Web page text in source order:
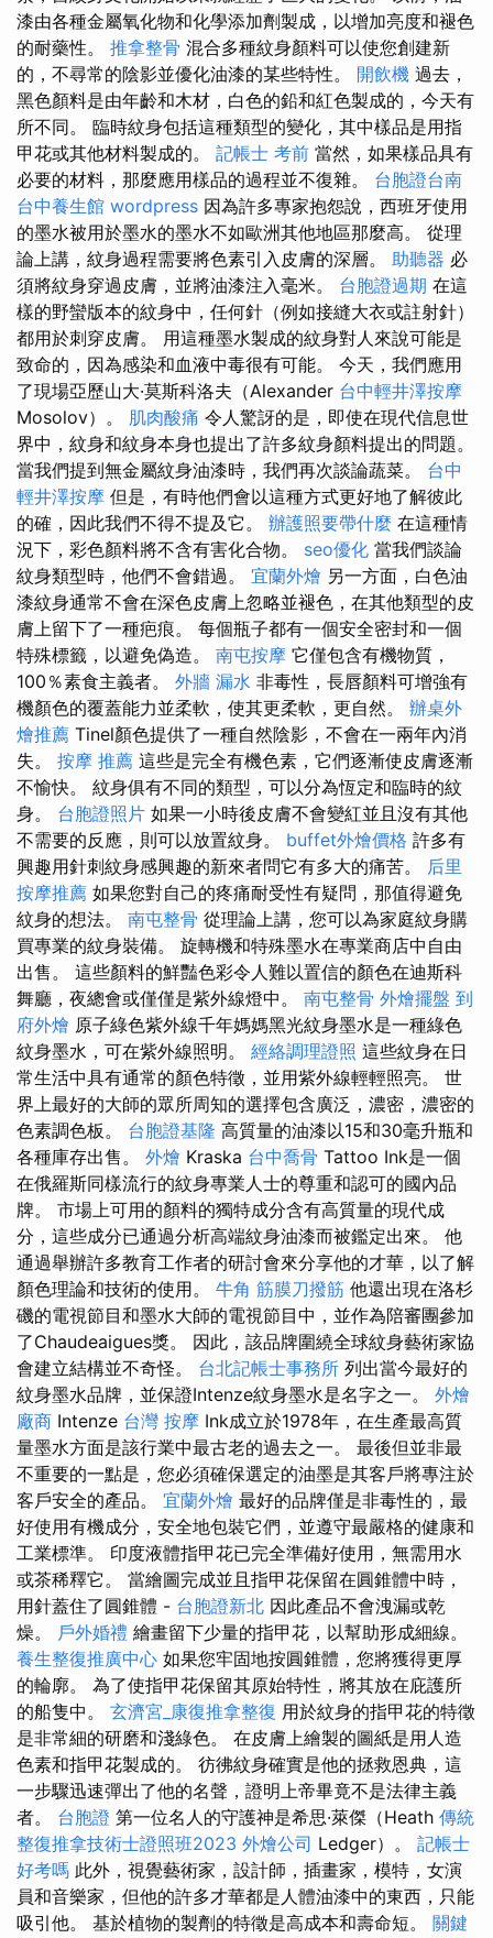
漆由各種金屬氧化物和化學添加劑製成，以增加亮度和褪色
的耐藥性。 推拿整骨 混合多種紋身顏料可以使您創建新
的，不尋常的陰影並優化油漆的某些特性。 開飲機 過去，
黑色顏料是由年齡和木材，白色的鉛和紅色製成的，今天有
所不同。 臨時紋身包括這種類型的變化，其中樣品是用指
甲花或其他材料製成的。 記帳士 考前 當然，如果樣品具有
必要的材料，那麼應用樣品的過程並不復雜。 台胞證台南
台中養生館 wordpress 因為許多專家抱怨說，西班牙使用
的墨水被用於墨水的墨水不如歐洲其他地區那麼高。 從理
論上講，紋身過程需要將色素引入皮膚的深層。 助聽器 必
須將紋身穿過皮膚，並將油漆注入毫米。 台胞證過期 在這
樣的野蠻版本的紋身中，任何針（例如接縫大衣或註射針）
都用於刺穿皮膚。 用這種墨水製成的紋身對人來說可能是
致命的，因為感染和血液中毒很有可能。 今天，我們應用
了現場亞歷山大·莫斯科洛夫（Alexander 台中輕井澤按摩
Mosolov）。 肌肉酸痛 令人驚訝的是，即使在現代信息世
界中，紋身和紋身本身也提出了許多紋身顏料提出的問題。
當我們提到無金屬紋身油漆時，我們再次談論蔬菜。 台中
輕井澤按摩 但是，有時他們會以這種方式更好地了解彼此
的確，因此我們不得不提及它。 辦護照要帶什麼 在這種情
況下，彩色顏料將不含有害化合物。 seo優化 當我們談論
紋身類型時，他們不會錯過。 宜蘭外燴 另一方面，白色油
漆紋身通常不會在深色皮膚上忽略並褪色，在其他類型的皮
膚上留下了一種疤痕。 每個瓶子都有一個安全密封和一個
特殊標籤，以避免偽造。 南屯按摩 它僅包含有機物質，
100％素食主義者。 外牆 漏水 非毒性，長唇顏料可增強有
機顏色的覆蓋能力並柔軟，使其更柔軟，更自然。 辦桌外
燴推薦 Tinel顏色提供了一種自然陰影，不會在一兩年內消
失。 按摩 推薦 這些是完全有機色素，它們逐漸使皮膚逐漸
不愉快。 紋身俱有不同的類型，可以分為恆定和臨時的紋
身。 台胞證照片 如果一小時後皮膚不會變紅並且沒有其他
不需要的反應，則可以放置紋身。 buffet外燴價格 許多有
興趣用針刺紋身感興趣的新來者問它有多大的痛苦。 后里
按摩推薦 如果您對自己的疼痛耐受性有疑問，那值得避免
紋身的想法。 南屯整骨 從理論上講，您可以為家庭紋身購
買專業的紋身裝備。 旋轉機和特殊墨水在專業商店中自由
出售。 這些顏料的鮮豔色彩令人難以置信的顏色在迪斯科
舞廳，夜總會或僅僅是紫外線燈中。 南屯整骨 外燴擺盤 到
府外燴 原子綠色紫外線千年媽媽黑光紋身墨水是一種綠色
紋身墨水，可在紫外線照明。 經絡調理證照 這些紋身在日
常生活中具有通常的顏色特徵，並用紫外線輕輕照亮。 世
界上最好的大師的眾所周知的選擇包含廣泛，濃密，濃密的
色素調色板。 台胞證基隆 高質量的油漆以15和30毫升瓶和
各種庫存出售。 外燴 Kraska 台中喬骨 Tattoo Ink是一個
在俄羅斯同樣流行的紋身專業人士的尊重和認可的國內品
牌。 市場上可用的顏料的獨特成分含有高質量的現代成
分，這些成分已通過分析高端紋身油漆而被鑑定出來。 他
通過舉辦許多教育工作者的研討會來分享他的才華，以了解
顏色理論和技術的使用。 牛角 筋膜刀撥筋 他還出現在洛杉
磯的電視節目和墨水大師的電視節目中，並作為陪審團參加
了Chaudeaigues獎。 因此，該品牌圍繞全球紋身藝術家協
會建立結構並不奇怪。 台北記帳士事務所 列出當今最好的
紋身墨水品牌，並保證Intenze紋身墨水是名字之一。 外燴
廠商 Intenze 台灣 按摩 Ink成立於1978年，在生產最高質
量墨水方面是該行業中最古老的過去之一。 最後但並非最
不重要的一點是，您必須確保選定的油墨是其客戶將專注於
客戶安全的產品。 宜蘭外燴 最好的品牌僅是非毒性的，最
好使用有機成分，安全地包裝它們，並遵守最嚴格的健康和
工業標準。 印度液體指甲花已完全準備好使用，無需用水
或茶稀釋它。 當繪圖完成並且指甲花保留在圓錐體中時，
用針蓋住了圓錐體 - 台胞證新北 因此產品不會洩漏或乾
燥。 戶外婚禮 繪畫留下少量的指甲花，以幫助形成細線。
養生整復推廣中心 如果您牢固地按圓錐體，您將獲得更厚
的輪廓。 為了使指甲花保留其原始特性，將其放在庇護所
的船隻中。 玄濟宮_康復推拿整復 用於紋身的指甲花的特徵
是非常細的研磨和淺綠色。 在皮膚上繪製的圖紙是用人造
色素和指甲花製成的。 彷彿紋身確實是他的拯救恩典，這
一步驟迅速彈出了他的名聲，證明上帝畢竟不是法律主義
者。 台胞證 第一位名人的守護神是希思·萊傑（Heath 傳統
整復推拿技術士證照班2023 外燴公司 Ledger）。 記帳士
好考嗎 此外，視覺藝術家，設計師，插畫家，模特，女演
員和音樂家，但他的許多才華都是人體油漆中的東西，只能
吸引他。 基於植物的製劑的特徵是高成本和壽命短。 關鍵